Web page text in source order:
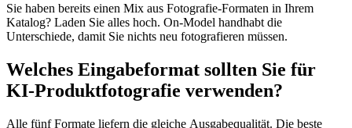
Sie haben bereits einen Mix aus Fotografie-Formaten in Ihrem
Katalog? Laden Sie alles hoch. On-Model handhabt die
Unterschiede, damit Sie nichts neu fotografieren müssen.
Welches Eingabeformat sollten Sie für
KI-Produktfotografie verwenden?
Alle fünf Formate liefern die gleiche Ausgabequalität. Die beste